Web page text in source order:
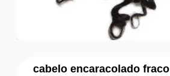
cabelo encaracolado fraco